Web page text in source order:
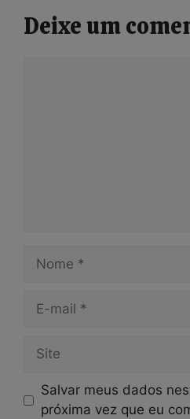
Deixe um
Nome
Site
Salvar meus dados
próxima vez que eu